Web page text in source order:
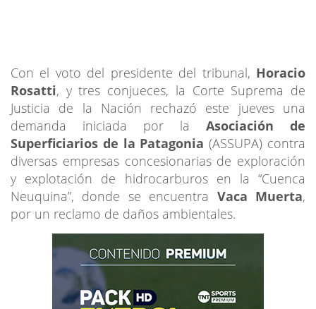
Con el voto del presidente del tribunal, Horacio
Rosatti, y tres conjueces, la Corte Suprema de
Justicia de la Nación rechazó este jueves una
demanda iniciada por la Asociación de
Superficiarios de la Patagonia (ASSUPA) contra
diversas empresas concesionarias de exploración
y explotación de hidrocarburos en la “Cuenca
Neuquina”, donde se encuentra Vaca Muerta,
por un reclamo de daños ambientales.